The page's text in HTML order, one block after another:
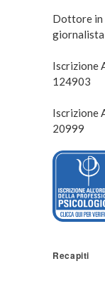
Dottore in
giornalista
Iscrizione
124903
Iscrizione
20999
Recapiti